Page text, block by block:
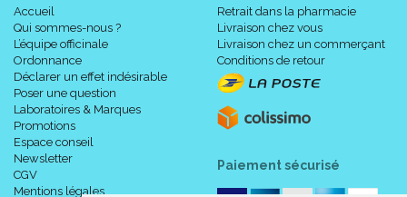
Accueil
Qui sommes-nous ?
L’équipe officinale
Ordonnance
Déclarer un effet indésirable
Poser une question
Laboratoires & Marques
Promotions
Espace conseil
Newsletter
CGV
Mentions légales
Retrait dans la pharmacie
Livraison chez vous
Livraison chez un commerçant
Conditions de retour
Paiement sécurisé